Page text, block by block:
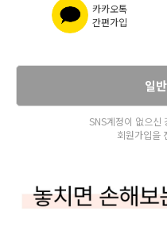
카카오톡
간편가입
일
SNS계정이 없으신
회원가입을